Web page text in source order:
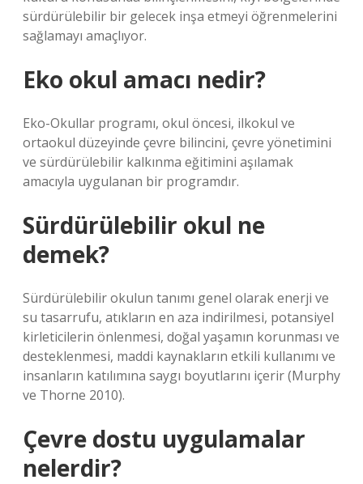
sürdürülebilir bir gelecek inşa etmeyi öğrenmelerini
sağlamayı amaçlıyor.
Eko okul amacı nedir?
Eko-Okullar programı, okul öncesi, ilkokul ve
ortaokul düzeyinde çevre bilincini, çevre yönetimini
ve sürdürülebilir kalkınma eğitimini aşılamak
amacıyla uygulanan bir programdır.
Sürdürülebilir okul ne
demek?
Sürdürülebilir okulun tanımı genel olarak enerji ve
su tasarrufu, atıkların en aza indirilmesi, potansiyel
kirleticilerin önlenmesi, doğal yaşamın korunması ve
desteklenmesi, maddi kaynakların etkili kullanımı ve
insanların katılımına saygı boyutlarını içerir (Murphy
ve Thorne 2010).
Çevre dostu uygulamalar
nelerdir?